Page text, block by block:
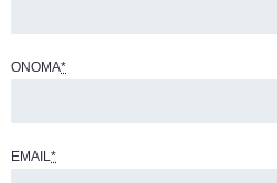
ΌΝΟΜΑ*
EMAIL*